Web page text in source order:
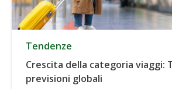
Tendenze
Crescita della categoria viaggi:
previsioni globali